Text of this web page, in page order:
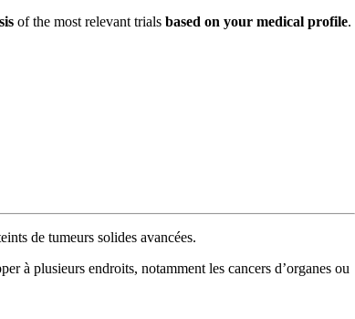
of the most relevant trials based on your medical profile.
de tumeurs solides avancées.
à plusieurs endroits, notamment les cancers d’organes ou